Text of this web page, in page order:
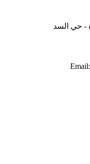
- حي السد
Email: